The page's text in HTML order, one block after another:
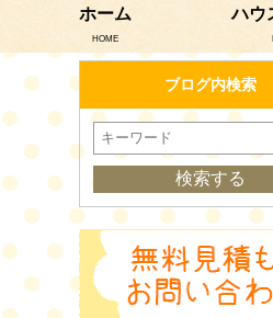
ホーム
HOME
ハウ
ブログ内検索